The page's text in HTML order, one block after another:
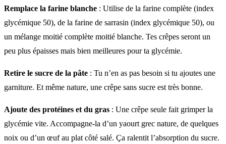
Remplace la farine blanche : Utilise de la farine complète (index
glycémique 50), de la farine de sarrasin (index glycémique 50), ou
un mélange moitié complète moitié blanche. Tes crêpes seront un
peu plus épaisses mais bien meilleures pour ta glycémie.
Retire le sucre de la pâte : Tu n’en as pas besoin si tu ajoutes une
garniture. Et même nature, une crêpe sans sucre est très bonne.
Ajoute des protéines et du gras : Une crêpe seule fait grimper la
glycémie vite. Accompagne-la d’un yaourt grec nature, de quelques
noix ou d’un œuf au plat côté salé. Ça ralentit l’absorption du sucre.